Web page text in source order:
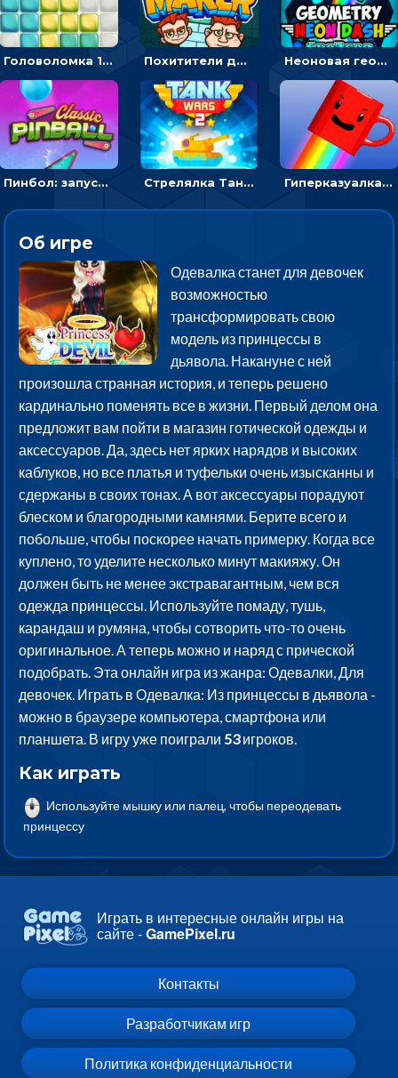
Головоломка 10х10 Похитители денег: управляйте друзьями и соберите все мешки с долларами Неоновая геометрия: прыгай через препятствия и собирай шары
Пинбол: запускать шарик, чтобы выбивать очки Стрелялка Танковые войны: бить по танку врага, чтобы уничтожить зло Гиперказуалка Летающая чашка кофе: двигаться и собирать кубики сахара
Об игре
Одевалка станет для девочек
возможностью
трансформировать свою
модель из принцессы в
дьявола. Накануне с ней
произошла странная история, и теперь решено
кардинально поменять все в жизни. Первый делом она
предложит вам пойти в магазин готической одежды и
аксессуаров. Да, здесь нет ярких нарядов и высоких
каблуков, но все платья и туфельки очень изысканны и
сдержаны в своих тонах. А вот аксессуары порадуют
блеском и благородными камнями. Берите всего и
побольше, чтобы поскорее начать примерку. Когда все
куплено, то уделите несколько минут макияжу. Он
должен быть не менее экстравагантным, чем вся
одежда принцессы. Используйте помаду, тушь,
карандаш и румяна, чтобы сотворить что-то очень
оригинальное. А теперь можно и наряд с прической
подобрать. Эта онлайн игра из жанра: Одевалки, Для
девочек. Играть в Одевалка: Из принцессы в дьявола -
можно в браузере компьютера, смартфона или
планшета. В игру уже поиграли53игроков.
Как играть
Используйте мышку или палец, чтобы переодевать
принцессу
Играть в интересные онлайн игры на
сайте -GamePixel.ru
Контакты
Разработчикам игр
Политика конфиденциальности